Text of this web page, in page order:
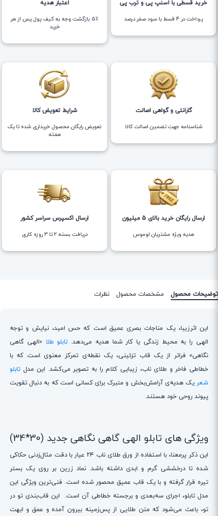
خرید قسطی با اسنپ پی و ترب پی
پرداخت در 4 قسط با سود صفر درصد
اعتبار هدیه
5٪ بازگشت وجه به کیف پول پس از هر
خرید
گارانتی و گواهی اصالت
شناسنامه جهت تضمین اصالت کالا
شرایط تعویض کالا
تعویض رایگان محصول خریداری شده تا یک
هفته
ارسال رایگان خرید بالای 5 میلیون
هدیه ویژه مشتریان لوموس
ارسال اکسپرس سراسر کشور
دریافت بسته ۲ تا ۳ روزه کاری
توضیحات محصول مشخصات محصول نظرات
این اثرزیبا، یک مناجات بصری عمیق است که حس امید، نیایش و توجه
الهی را به محیط زندگی یا کار شما هدیه می‌دهد. تابلو طلا «الهی گاهی
نگاهی» فراتر از یک قاب تزئینی، یک نقطه‌ی تمرکز معنوی است که با
خطاطی فاخر و طلای ناب، زیبایی کلام را به تصویر می‌کشد. این مدل تابلو
شعر یک هدیه‌ی آرامش‌بخش و متبرک برای کسانی است که به دنبال تقویت
پیوند روحی خود هستند.
ویژگی های تابلو الهی گاهی نگاهی جدید (30*34)
این ذکر پرمعنا، با استفاده از ورق طلای ناب ۲۴ عیار با دقت مثال‌زدنی حکاکی
شده تا درخششی گرم و ابدی داشته باشد. نماد زرین بر روی یک بستر
تیره قرار گرفته و با یک قاب عمیق محصور شده است. فنی‌ترین ویژگی این
مدل تابلو، اجرای سه‌بعدی و برجسته خطاطی آن است. این قاب‌بندی تو در
تو، باعث می‌شود که متن طلایی از پس‌زمینه بیرون آمده و عمق و ابهت